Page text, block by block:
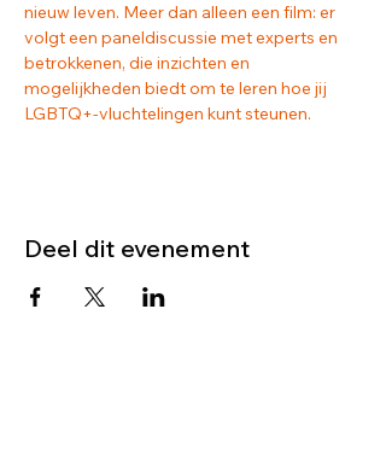
nieuw leven. Meer dan alleen een film: er
volgt een paneldiscussie met experts en
betrokkenen, die inzichten en
mogelijkheden biedt om te leren hoe jij
LGBTQ+-vluchtelingen kunt steunen.
Deel dit evenement